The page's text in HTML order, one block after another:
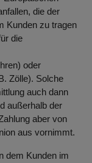
die der
Kunden zu tragen
die
oder
Zölle). Solche
auch dann
außerhalb der
aber von
aus vornimmt.
dem Kunden im